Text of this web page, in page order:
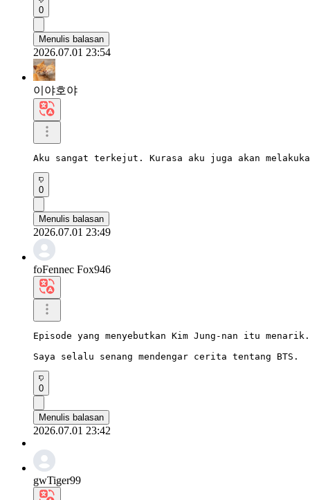
0
Menulis balasan
2026.07.01 23:54
이야호야
Aku sangat terkejut. Kurasa aku juga akan
0
Menulis balasan
2026.07.01 23:49
foFennec Fox946
Episode yang menyebutkan Kim Jung-nan itu menarik.
Saya selalu senang mendengar cerita tentang BTS.
0
Menulis balasan
2026.07.01 23:42
gwTiger99